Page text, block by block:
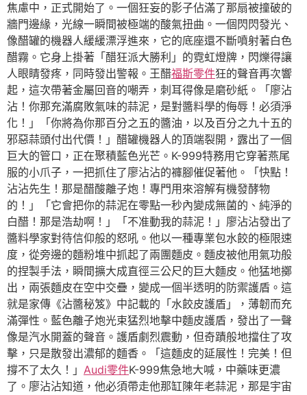
焦慮中，正式開始了。一個狂妄的影子佔滿了那扇被撞破的
牆門邊緣，光線一瞬間被極端的酸氣扭曲。一個閃閃發光、
像醋罐的機器人緩緩漂浮進來，它的底座還不斷噴射著白色
醋霧。它身上掛著「醋狂派大勝利」的霓虹燈牌，閃爍得讓
人眼睛發疼，同時發出警報。王醋福斯零件狂的聲音再次響
起，這次帶著金屬回音的嘲弄，刺耳得像是磨砂紙。「廖沾
沾！你那充滿腐敗氣味的蒜泥，是對醬料學的侮辱！必須淨
化！」「你將為你那百分之五的醬油，以及百分之九十五的
邪惡蒜頭付出代價！」醋罐機器人的頂端裂開，露出了一個
巨大的管口，正在聚積藍色光芒。K-999特務用它穿著燕尾
服的小爪子，一把抓住了廖沾沾的褲腳催促著他。「快點！
沾沾先生！那是醋酸離子炮！專門用來溶解有機發酵物
的！」「它會把你的蒜泥在零點一秒內變成無菌的、純淨的
白醋！那是浩劫啊！」「不准動我的蒜泥！」廖沾沾發出了
醬料學家對待信仰般的怒吼。他以一種專業包水餃的極限速
度，從旁邊的麵粉堆中抓起了兩團麵皮。麵皮被他用氣功般
的捏製手法，瞬間擴大成直徑三公尺的巨大麵皮。他猛地擲
出，兩張麵皮在空中交疊，變成一個半透明的防禦護盾。這
就是家傳《沾醬秘笈》中記載的「水餃皮護盾」，薄韌而充
滿彈性。藍色離子炮光束猛烈地擊中麵皮護盾，發出了一聲
像是汽水開蓋的聲音。護盾劇烈震動，但奇蹟般地擋住了攻
擊，只是散發出濃郁的麵香。「這麵皮的延展性！完美！但
撐不了太久！」 Audi零件K-999焦急地大喊，中藥味更濃
了。廖沾沾知道，他必須帶走他那缸陳年老蒜泥，那是宇宙